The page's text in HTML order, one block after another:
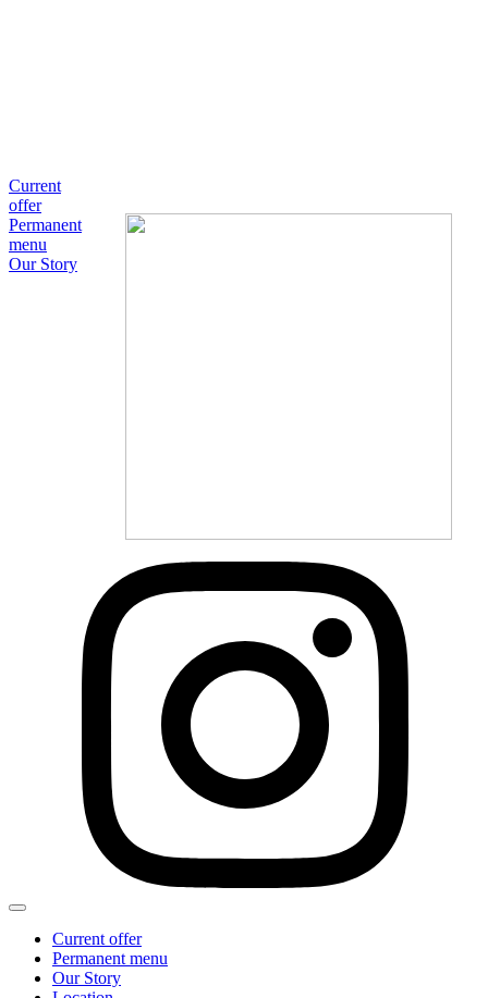
Current
offer
Permanent
menu
Our Story
Current offer
Permanent menu
Our Story